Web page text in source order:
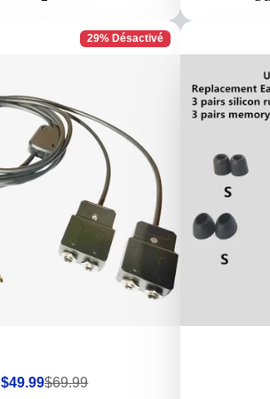
29% Désactivé
Prix
$49.99Prix
$69.99